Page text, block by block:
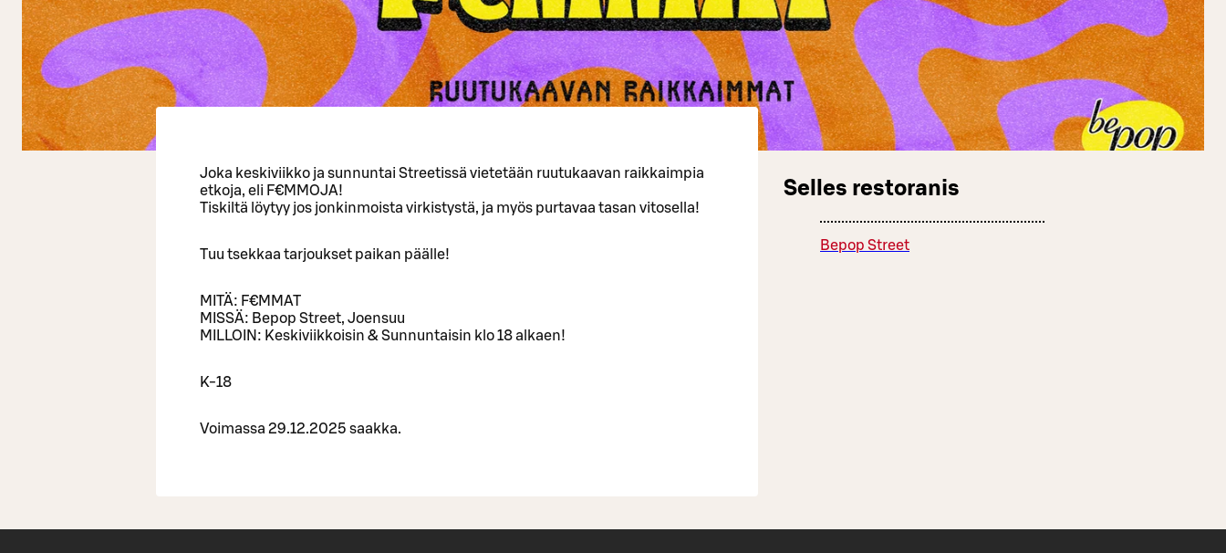
Joka keskiviikko ja sunnuntai Streetissä vietetään ruutukaavan raikkaimpia
etkoja, eli F€MMOJA!
Tiskiltä löytyy jos jonkinmoista virkistystä, ja myös purtavaa tasan vitosella!
Tuu tsekkaa tarjoukset paikan päälle!
MITÄ: F€MMAT
MISSÄ: Bepop Street, Joensuu
MILLOIN: Keskiviikkoisin & Sunnuntaisin klo 18 alkaen!
K-18
Voimassa 29.12.2025 saakka.
Selles restoranis
Bepop Street